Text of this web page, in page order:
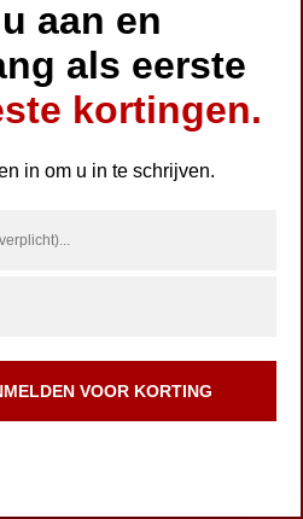
aan en
als eerste
kortingen.
in om u in te schrijven.
VOOR KORTING